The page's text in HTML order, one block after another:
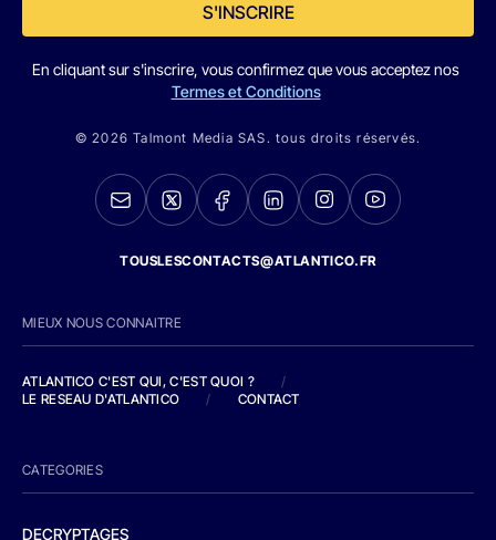
S'INSCRIRE
En cliquant sur s'inscrire, vous confirmez que vous acceptez nos
Termes et Conditions
© 2026 Talmont Media SAS. tous droits réservés.
TOUSLESCONTACTS@ATLANTICO.FR
MIEUX NOUS CONNAITRE
ATLANTICO C'EST QUI, C'EST QUOI ?
/
LE RESEAU D'ATLANTICO
/ CONTACT
CATEGORIES
DECRYPTAGES